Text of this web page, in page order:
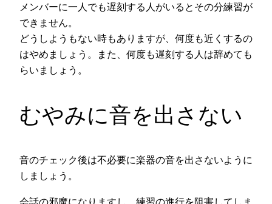
メンバーに一人でも遅刻する人がいるとその分練習が
できません。
どうしようもない時もありますが、何度も近くするの
はやめましょう。また、何度も遅刻する人は辞めても
らいましょう。
むやみに音を出さない
音のチェック後は不必要に楽器の音を出さないように
しましょう。
会話の邪魔になりますし、練習の進行を阻害してしま